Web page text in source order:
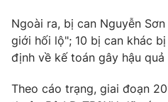
Emagazine
Ngoài ra, bị can Nguyễn
giới hối lộ"; 10 bị can khác
định về kế toán gây hậu quả
Theo cáo trạng, giai đoạn